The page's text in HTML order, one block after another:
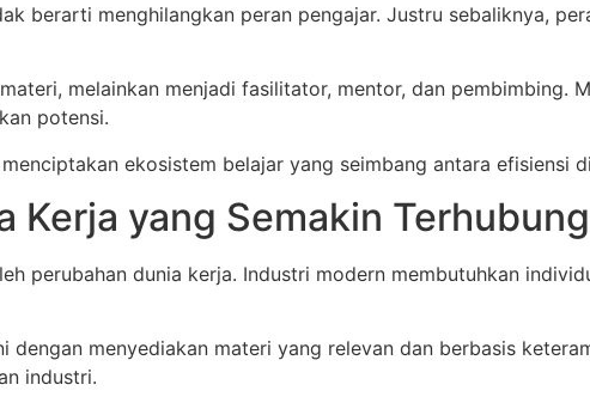
berarti menghilangkan peran pengajar. Justru sebaliknya,
melainkan menjadi fasilitator, mentor, dan pembimbing.
potensi.
ekosistem belajar yang seimbang antara efisiensi
Kerja yang Semakin Terhubung
perubahan dunia kerja. Industri modern membutuhkan
dengan menyediakan materi yang relevan dan berbasis
industri.